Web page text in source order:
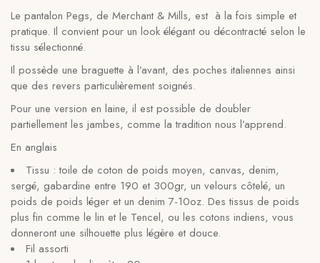
Le pantalon Pegs, de Merchant & Mills, est à la fois simple et
pratique. Il convient pour un look élégant ou décontracté selon le
tissu sélectionné.
Il possède une braguette à l’avant, des poches italiennes ainsi
que des revers particulièrement soignés.
Pour une version en laine, il est possible de doubler
partiellement les jambes, comme la tradition nous l’apprend.
En anglais
Tissu : toile de coton de poids moyen, canvas, denim,
sergé, gabardine entre 190 et 300gr, un velours côtelé, un
poids de poids léger et un denim 7-10oz. Des tissus de poids
plus fin comme le lin et le Tencel, ou les cotons indiens, vous
donneront une silhouette plus légère et douce.
Fil assorti